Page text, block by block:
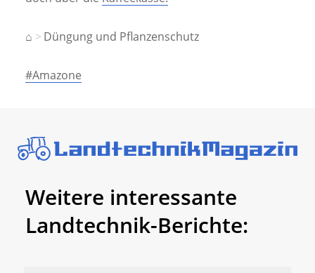
⌂ Düngung und Pflanzenschutz
#Amazone
Weitere interessante
Landtechnik-Berichte: